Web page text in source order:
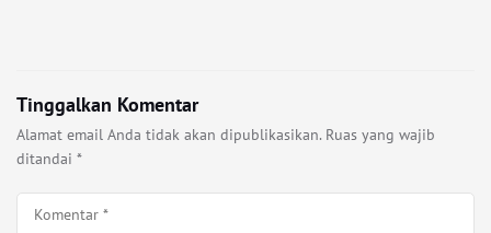
Tinggalkan Komentar
Alamat email Anda tidak akan dipublikasikan. Ruas yang wajib
ditandai *